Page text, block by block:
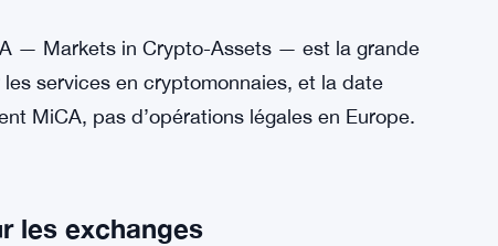
— Markets in Crypto-Assets — est la grande
services en cryptomonnaies, et la date
MiCA, pas d’opérations légales en Europe.
les exchanges